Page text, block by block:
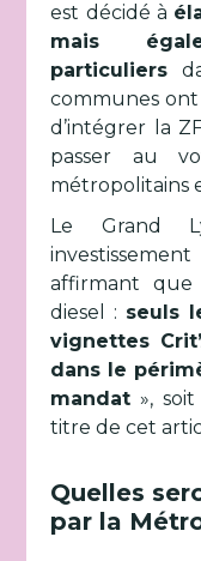
est décidé à
mais
particuliers
communes
d’intégrer la
passer au
métropolitains
Le Grand
affirmant que
diesel : seuls
vignettes
dans le
mandat »,
titre de cet
Quelles
par la